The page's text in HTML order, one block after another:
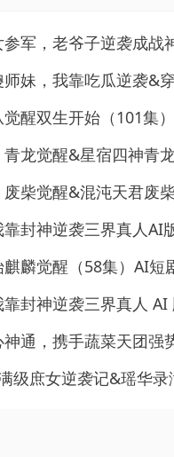
成战神第四季&百岁替孙女参军老爷子逆袭成战神第四季
吃瓜逆袭&穿成宗门傻师妹我靠吃瓜逆袭（
醒双生开始（101集
觉醒&星宿四神青龙觉醒（30
觉醒&混沌天君废柴觉醒（62
神逆袭三界真人AI版（67集
麟觉醒（58集）AI短
神逆袭三界真人 AI 版（67
天团强势逆袭&我觉醒读心神通携手蔬菜天团强势逆
逆袭记&瑶华录满级庶女逆袭记（55